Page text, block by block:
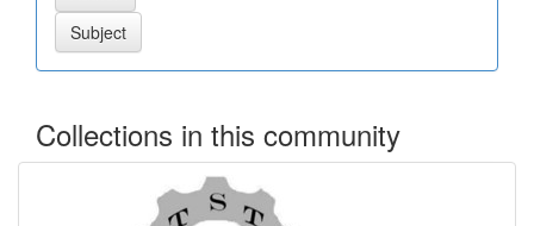
Collections in this community